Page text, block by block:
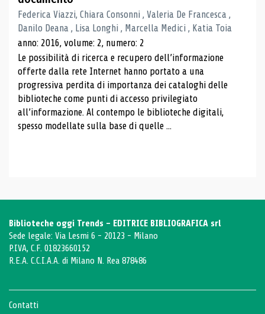
Federica Viazzi, Chiara Consonni , Valeria De Francesca ,
Danilo Deana , Lisa Longhi , Marcella Medici , Katia Toia
anno: 2016, volume: 2, numero: 2
Le possibilità di ricerca e recupero dell’informazione
offerte dalla rete Internet hanno portato a una
progressiva perdita di importanza dei cataloghi delle
biblioteche come punti di accesso privilegiato
all’informazione. Al contempo le biblioteche digitali,
spesso modellate sulla base di quelle ...
Biblioteche oggi Trends - EDITRICE BIBLIOGRAFICA srl
Sede legale: Via Lesmi 6 - 20123 - Milano
P.IVA, C.F. 01823660152
R.E.A. C.C.I.A.A. di Milano N. Rea 878486
Contatti